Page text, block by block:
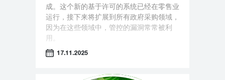
成。这个新的基于许可的系统已经在零售业
运行，接下来将扩展到所有政府采购领域，
因为在这些领域中，管控的漏洞常常被利
用。
17.11.2025